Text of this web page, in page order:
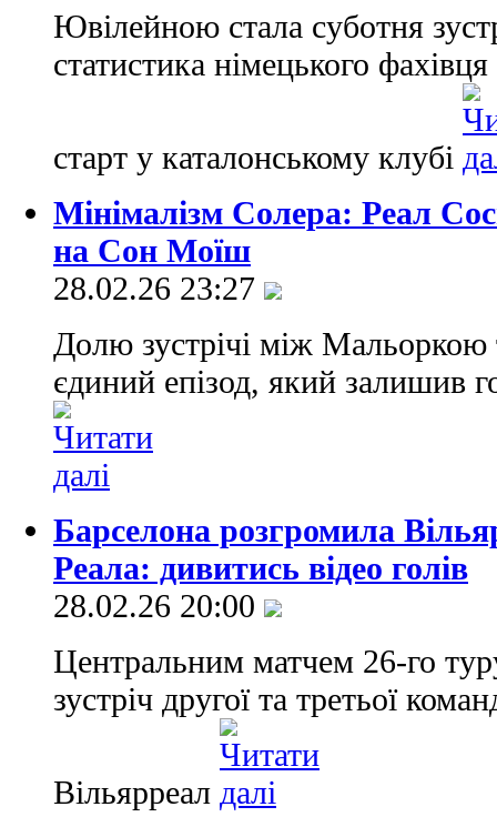
Ювілейною стала суботня
статистика німецького
старт у каталонському клубі
Мінімалізм Солера: Реал
на Сон Моїш
28.02.26 23:27
Долю зустрічі між
єдиний епізод, який залишив
Барселона розгромила
Реала: дивитись відео голів
28.02.26 20:00
Центральним матчем 26-го
зустріч другої та третьої
Вільярреал